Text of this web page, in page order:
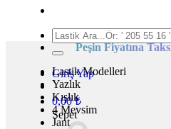
Ara:
Giriş Yap
0,00₺
Sepet
Peşin Fiyatına
Lastik Modelleri
Yazlık
Kışlık
4 Mevsim
Jant